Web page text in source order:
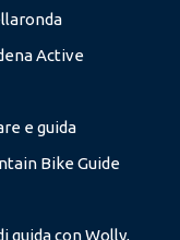
Active
e guida
Bike Guide
guida con Wolly,